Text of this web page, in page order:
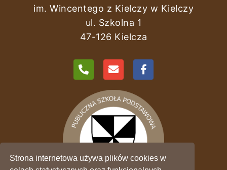
im. Wincentego z Kielczy w Kielczy
ul. Szkolna 1
47-126 Kielcza
Strona internetowa używa plików cookies w